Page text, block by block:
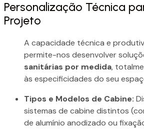
Personalização Técnica
Projeto
A capacidade técnica e
permite-nos desenvolver
sanitárias por medida,
às especificidades do seu
Tipos e Modelos de Cabine:
sistemas de cabine distintos
de alumínio anodizado ou